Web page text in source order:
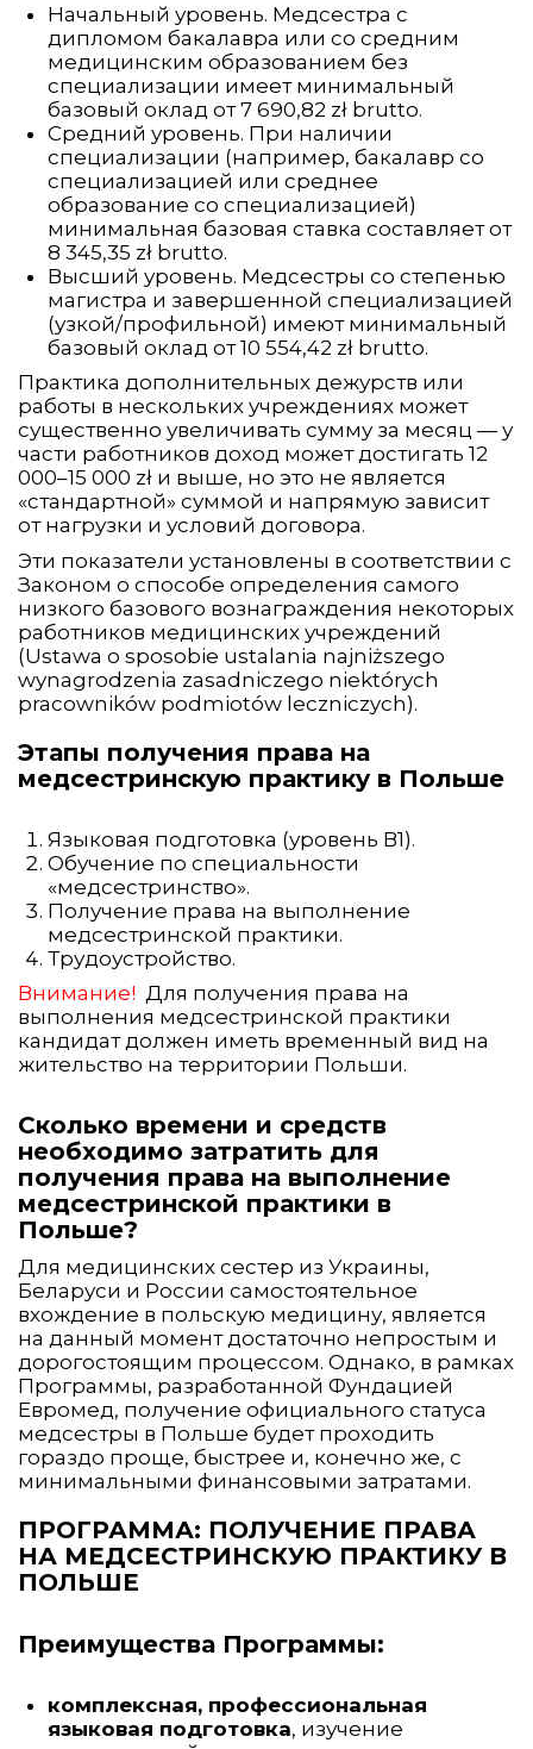
Начальный уровень. Медсестра с
дипломом бакалавра или со средним
медицинским образованием без
специализации имеет минимальный
базовый оклад от 7 690,82 zł brutto.
Средний уровень. При наличии
специализации (например, бакалавр со
специализацией или среднее
образование со специализацией)
минимальная базовая ставка составляет от
8 345,35 zł brutto.
Высший уровень. Медсестры со степенью
магистра и завершенной специализацией
(узкой/профильной) имеют минимальный
базовый оклад от 10 554,42 zł brutto.
Практика дополнительных дежурств или
работы в нескольких учреждениях может
существенно увеличивать сумму за месяц — у
части работников доход может достигать 12
000–15 000 zł и выше, но это не является
«стандартной» суммой и напрямую зависит
от нагрузки и условий договора.
Эти показатели установлены в соответствии с
Законом о способе определения самого
низкого базового вознаграждения некоторых
работников медицинских учреждений
(Ustawa o sposobie ustalania najniższego
wynagrodzenia zasadniczego niektórych
pracowników podmiotów leczniczych).
Этапы получения права на
медсестринскую практику в Польше
Языковая подготовка (уровень В1).
Обучение по специальности
«медсестринство».
Получение права на выполнение
медсестринской практики.
Трудоустройство.
Внимание! Для получения права на
выполнения медсестринской практики
кандидат должен иметь временный вид на
жительство на территории Польши.
Сколько времени и средств
необходимо затратить для
получения права на выполнение
медсестринской практики в
Польше?
Для медицинских сестер из Украины,
Беларуси и России самостоятельное
вхождение в польскую медицину, является
на данный момент достаточно непростым и
дорогостоящим процессом. Однако, в рамках
Программы, разработанной Фундацией
Евромед, получение официального статуса
медсестры в Польше будет проходить
гораздо проще, быстрее и, конечно же, с
минимальными финансовыми затратами.
ПРОГРАММА: ПОЛУЧЕНИЕ ПРАВА
НА МЕДСЕСТРИНСКУЮ ПРАКТИКУ В
ПОЛЬШЕ
Преимущества Программы:
комплексная, профессиональная
языковая подготовка, изучение